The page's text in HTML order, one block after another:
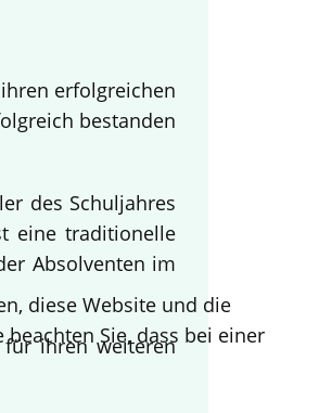
erfolgreichen
bestanden
des Schuljahres
eine traditionelle
Absolventen im
ihren weiteren
diese Website und die
Sie, dass bei einer